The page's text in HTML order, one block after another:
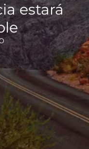
estará